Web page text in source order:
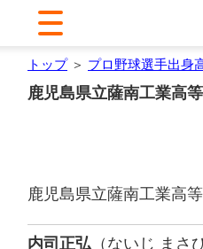
トップ＞ プロ野球選手出身
鹿児島県立薩南工業高
鹿児島県立薩南工業高
内司正弘 （ないじ まさ